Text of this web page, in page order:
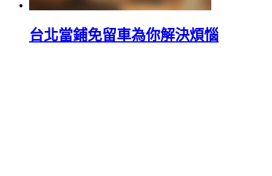
台北當鋪免留車為你解決煩惱